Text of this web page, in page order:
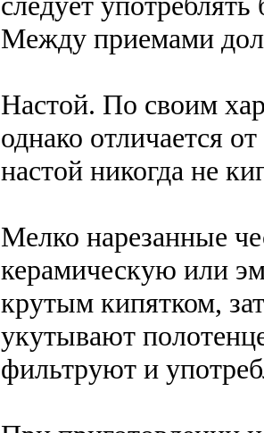
Между приемами
Настой. По своим
однако отличается
настой никогда не
Мелко нарезанные
керамическую или
крутым кипятком,
укутывают
фильтруют и